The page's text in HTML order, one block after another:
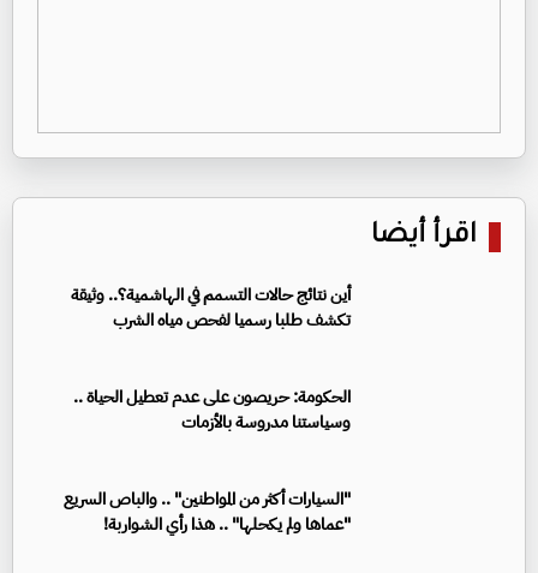
اقرأ أيضا
أين نتائج حالات التسمم في الهاشمية؟.. وثيقة
تكشف طلبا رسميا لفحص مياه الشرب
الحكومة: حريصون على عدم تعطيل الحياة ..
وسياستنا مدروسة بالأزمات
"السيارات أكثر من المواطنين" .. والباص السريع
"عماها ولم يكحلها" .. هذا رأي الشواربة!